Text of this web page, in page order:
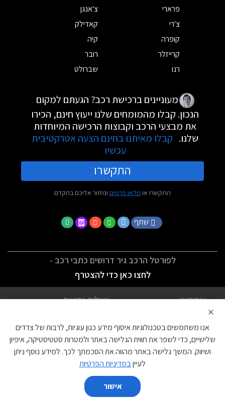
פרארי
צ'אנגן
צ'רי
קאדילק
קופרה
קיה
קרייזלר
רובר
רנו
שברולט
מעוניינים ברכישת רכב? הגעתם למקום
הנכון. קבלו מהמומחים שלנו ייעוץ חינם, הכירו
את מבצעי הרכב וקבוצות הרכישה המיוחדות
שלנו. קבלו מאיתנו בחינם הצעה אטרקטיבית
עכשיו
התקשרו
התקשרו או מלאו פרטים ונחזור אליכם בהקדם
שתף
לפורטל הרכב גיר דרושים כתבי רכב -
לחצו כאן כדי להצטרף
אודותינו
שאלות נפוצות
הצהרת נגישות
צור קשר
עוגיות
×
אנו משתמשים בטכנולוגיות איסוף מידע כגון עוגיות, לרבות של צדדים
שלישיים, כדי לשפר את חווית הגלישה באתר ולמטרות סטטיסטיקה, איפיון
ושיווק. המשך גלישה באתר מהווה את הסכמתך לכך. למידע נוסף ניתן
לעייןבמדיניות הפרטיות
אישור